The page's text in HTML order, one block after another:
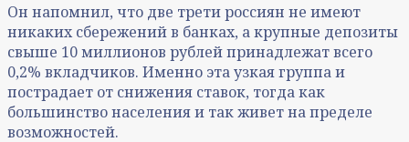
Он напомнил, что две трети россиян не имеют
никаких сбережений в банках, а крупные депозиты
свыше 10 миллионов рублей принадлежат всего
0,2% вкладчиков. Именно эта узкая группа и
пострадает от снижения ставок, тогда как
большинство населения и так живет на пределе
возможностей.